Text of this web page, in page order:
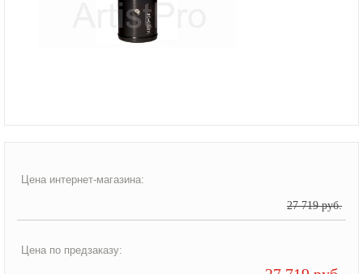
Цена интернет-магазина:
27 719 руб.
Цена по предзаказу: